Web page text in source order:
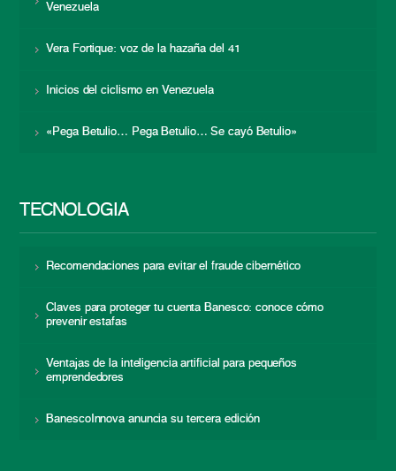
Venezuela
Vera Fortique: voz de la hazaña del 41
Inicios del ciclismo en Venezuela
«Pega Betulio… Pega Betulio… Se cayó Betulio»
TECNOLOGÍA
Recomendaciones para evitar el fraude cibernético
Claves para proteger tu cuenta Banesco: conoce cómo
prevenir estafas
Ventajas de la inteligencia artificial para pequeños
emprendedores
BanescoInnova anuncia su tercera edición